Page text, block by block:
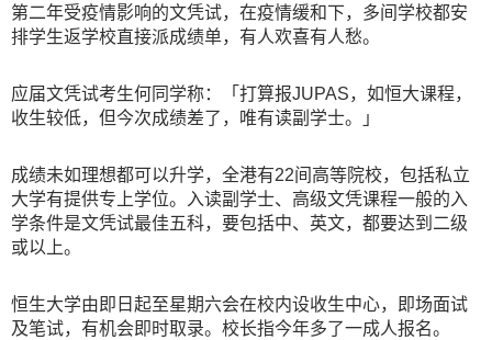
第二年受疫情影响的文凭试，在疫情缓和下，多间学校都安
排学生返学校直接派成绩单，有人欢喜有人愁。
应届文凭试考生何同学称：「打算报JUPAS，如恒大课程，
收生较低，但今次成绩差了，唯有读副学士。」
成绩未如理想都可以升学，全港有22间高等院校，包括私立
大学有提供专上学位。入读副学士、高级文凭课程一般的入
学条件是文凭试最佳五科，要包括中、英文，都要达到二级
或以上。
恒生大学由即日起至星期六会在校内设收生中心，即场面试
及笔试，有机会即时取录。校长指今年多了一成人报名。